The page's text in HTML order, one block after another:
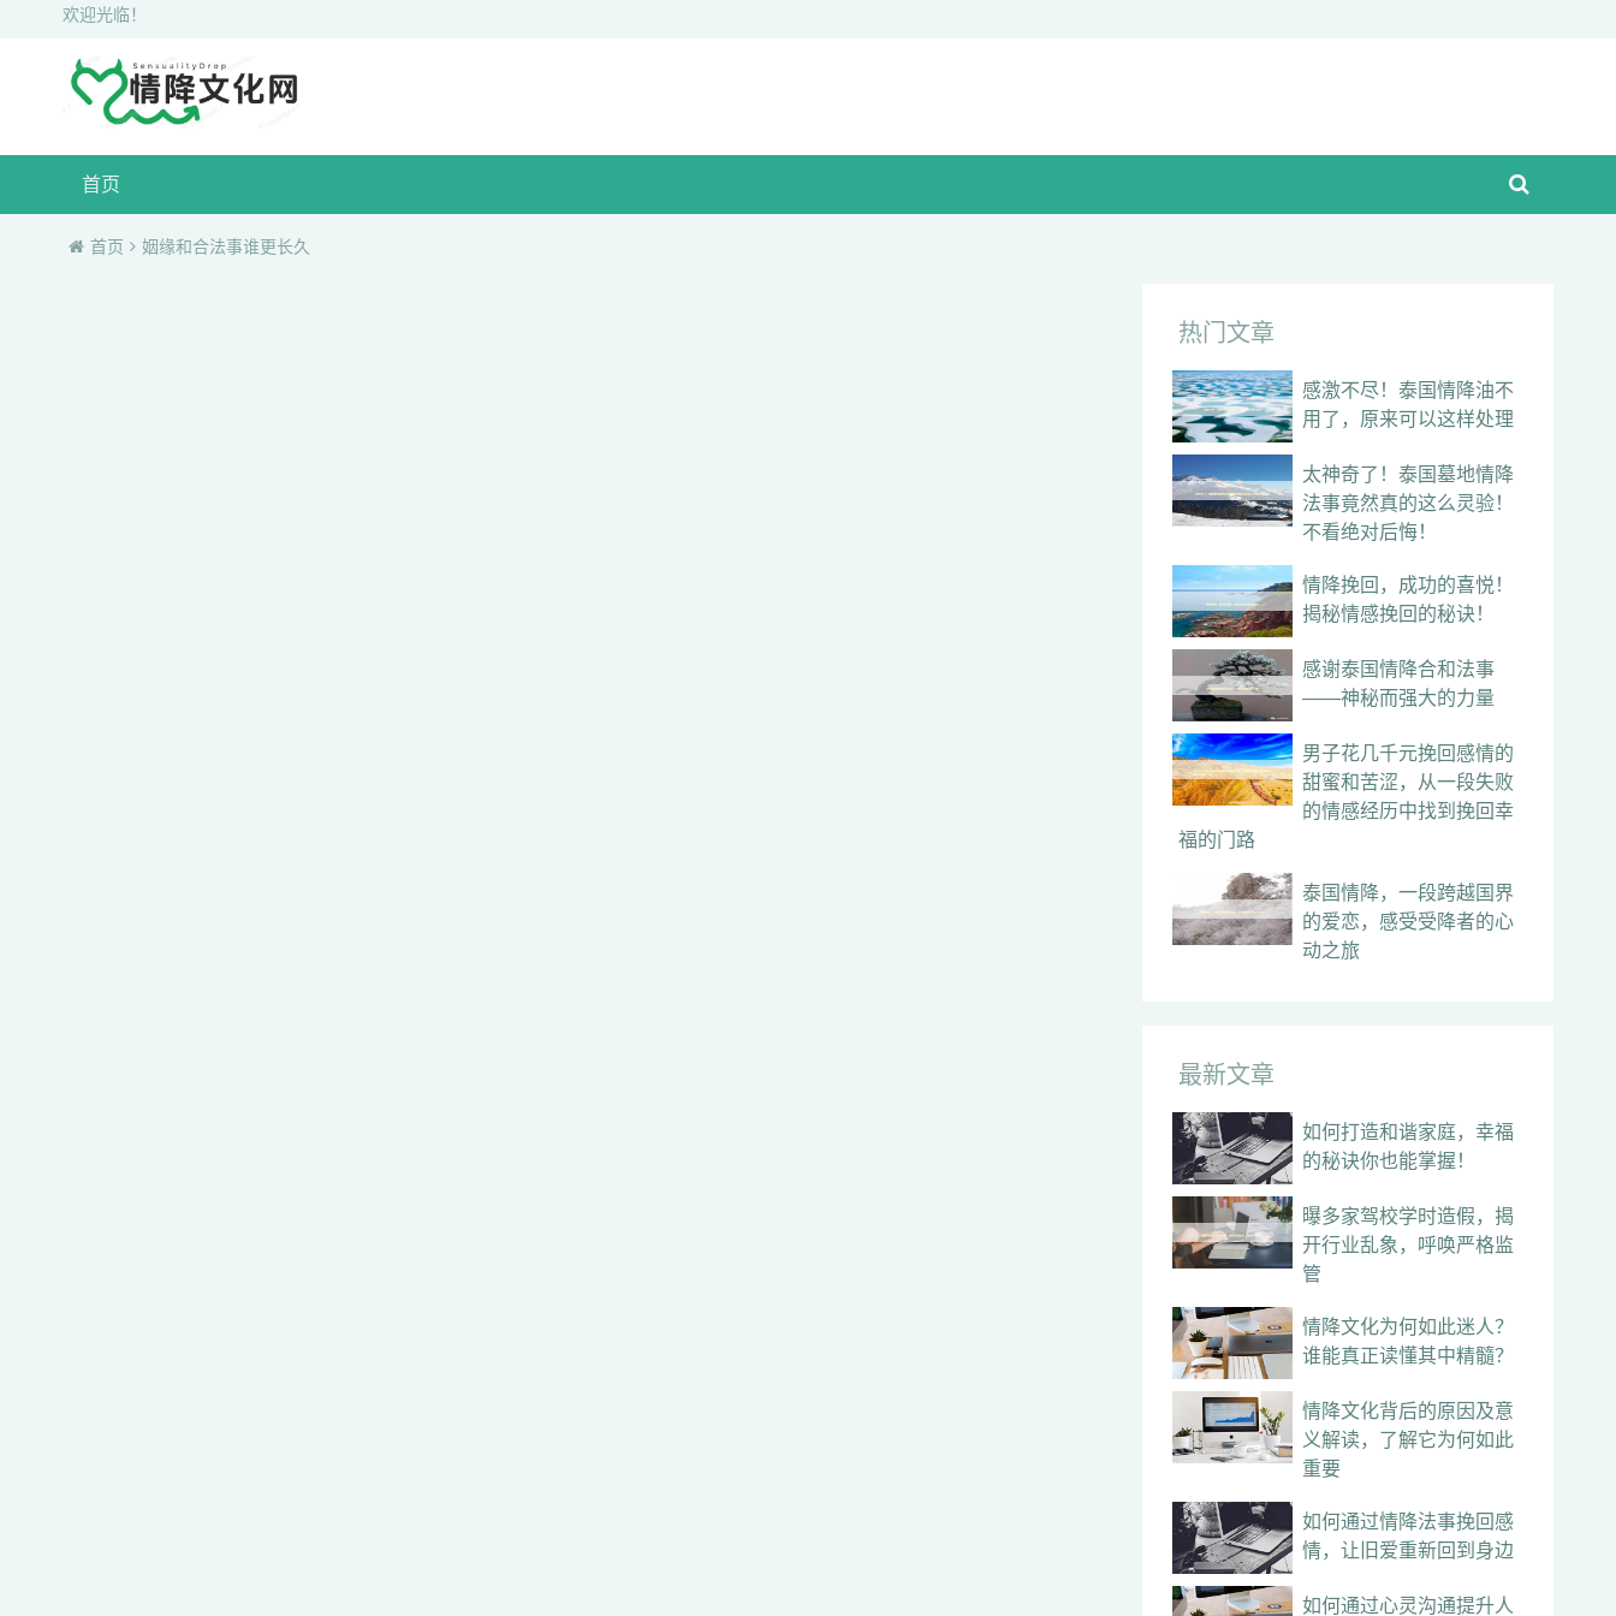
欢迎光临！
首页
首页 姻缘和合法事谁更长久
热门文章
感激不尽！泰国情降油不
用了，原来可以这样处理
太神奇了！泰国墓地情降
法事竟然真的这么灵验！
不看绝对后悔！
情降挽回，成功的喜悦！
揭秘情感挽回的秘诀！
感谢泰国情降合和法事
——神秘而强大的力量
男子花几千元挽回感情的
甜蜜和苦涩，从一段失败
的情感经历中找到挽回幸
福的门路
泰国情降，一段跨越国界
的爱恋，感受受降者的心
动之旅
最新文章
如何打造和谐家庭，幸福
的秘诀你也能掌握！
曝多家驾校学时造假，揭
开行业乱象，呼唤严格监
管
情降文化为何如此迷人？
谁能真正读懂其中精髓？
情降文化背后的原因及意
义解读，了解它为何如此
重要
如何通过情降法事挽回感
情，让旧爱重新回到身边
如何通过心灵沟通提升人